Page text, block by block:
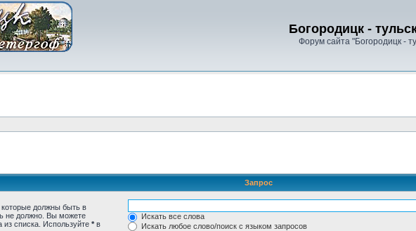
Богородицк -
Форум сайта "Богородицк -
Запрос
которые должны быть в
не должно. Вы можете
из списка. Используйте * в
Искать все слова
Искать любое слово/поиск с языком запросов